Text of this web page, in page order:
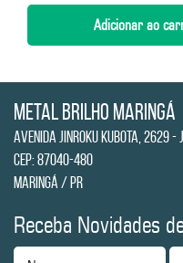
Metal Brilho Maringá
Avenida Jinroku Kubota, 2629 -
CEP: 87040-480
Maringá / PR
Receba Novidades